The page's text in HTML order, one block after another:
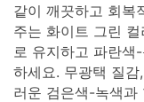
같이 깨끗하고 회복
주는 화이트 그린
로 유지하고 파란색
하세요. 무광택 질
러운 검은색-녹색과